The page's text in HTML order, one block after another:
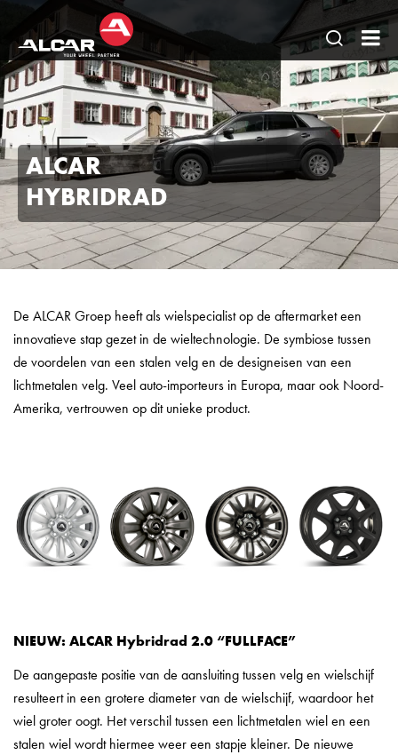
Open
pagina
zoeken
BV
ALCAR
HYBRIDRAD
De ALCAR Groep heeft als wielspecialist op de aftermarket een
innovatieve stap gezet in de wieltechnologie. De symbiose tussen
de voordelen van een stalen velg en de designeisen van een
lichtmetalen velg. Veel auto-importeurs in Europa, maar ook Noord-
Amerika, vertrouwen op dit unieke product.
NIEUW: ALCAR Hybridrad 2.0 “FULLFACE”
De aangepaste positie van de aansluiting tussen velg en wielschijf
resulteert in een grotere diameter van de wielschijf, waardoor het
wiel groter oogt. Het verschil tussen een lichtmetalen wiel en een
stalen wiel wordt hiermee weer een stapje kleiner. De nieuwe